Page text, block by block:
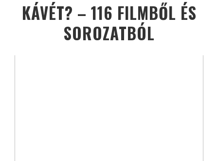
KÁVÉT? – 116 FILMBŐL ÉS
SOROZATBÓL